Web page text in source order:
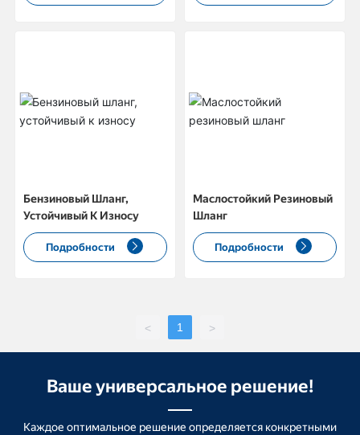
Бензиновый Шланг,
Устойчивый К Износу
Подробности
Маслостойкий Резиновый
Шланг
Подробности
< 1 >
Ваше универсальное решение!
Каждое оптимальное решение определяется конкретными